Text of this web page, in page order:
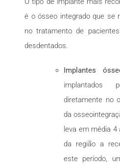
é o ósseo integrado que se
no tratamento de
desdentados.
Implantes
implantados
diretamente no
da
leva em média
da região a
este período,